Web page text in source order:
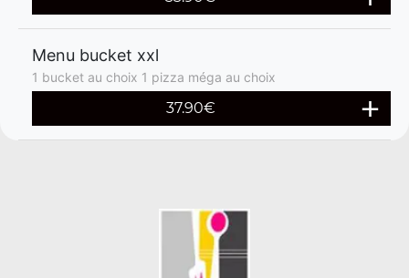
Menu bucket xxl
1 bucket au choix 1 pizza méga au choix
37.90€